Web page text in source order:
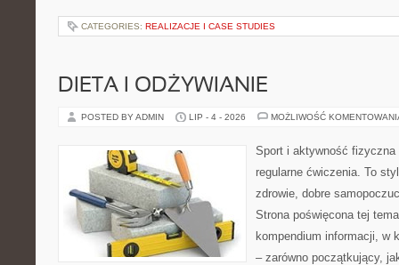
CATEGORIES: REALIZACJE I CASE STUDIES
DIETA I ODŻYWIANIE
POSTED BY ADMIN LIP - 4 - 2026 MOŻLIWOŚĆ
Sport i aktywność
regularne ćwiczenia. To
zdrowie, dobre
Strona poświęcona tej
kompendium informacji, w
– zarówno początkujący,